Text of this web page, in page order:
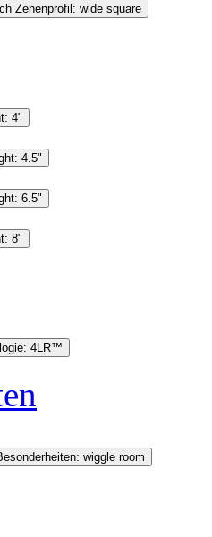
Zehenprofil: wide square
4"
4.5"
6.5"
8"
4LR™
wiggle room